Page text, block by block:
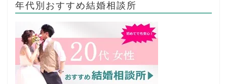
年代別おすすめ結婚相談所